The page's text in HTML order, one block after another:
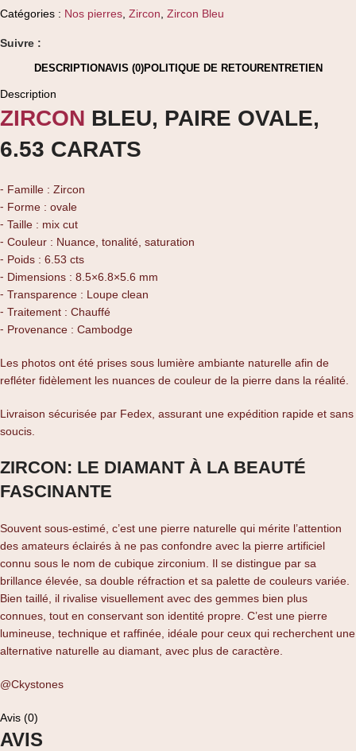
Catégories : Nos pierres Zircon Zircon Bleu
Suivre :
DESCRIPTIONAVIS (0)POLITIQUE DE RETOURENTRETIEN
Description
ZIRCON BLEU, PAIRE OVALE,
6.53 CARATS
⁃ Famille : Zircon
⁃ Forme : ovale
⁃ Taille : mix cut
⁃ Couleur : Nuance, tonalité, saturation
⁃ Poids : 6.53 cts
⁃ Dimensions : 8.5×6.8×5.6 mm
⁃ Transparence : Loupe clean
⁃ Traitement : Chauffé
⁃ Provenance : Cambodge
Les photos ont été prises sous lumière ambiante naturelle afin de
refléter fidèlement les nuances de couleur de la pierre dans la réalité.
Livraison sécurisée par Fedex, assurant une expédition rapide et sans
soucis.
ZIRCON: LE DIAMANT À LA BEAUTÉ
FASCINANTE
Souvent sous-estimé, c’est une pierre naturelle qui mérite l’attention
des amateurs éclairés à ne pas confondre avec la pierre artificiel
connu sous le nom de cubique zirconium. Il se distingue par sa
brillance élevée, sa double réfraction et sa palette de couleurs variée.
Bien taillé, il rivalise visuellement avec des gemmes bien plus
connues, tout en conservant son identité propre. C’est une pierre
lumineuse, technique et raffinée, idéale pour ceux qui recherchent une
alternative naturelle au diamant, avec plus de caractère.
@Ckystones
Avis (0)
AVIS